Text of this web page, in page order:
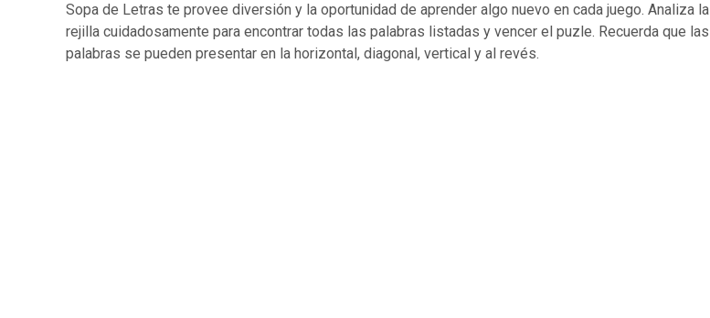
Sopa de Letras te provee diversión y la oportunidad de aprender algo nuevo en cada juego. Analiza la
rejilla cuidadosamente para encontrar todas las palabras listadas y vencer el puzle. Recuerda que las
palabras se pueden presentar en la horizontal, diagonal, vertical y al revés.